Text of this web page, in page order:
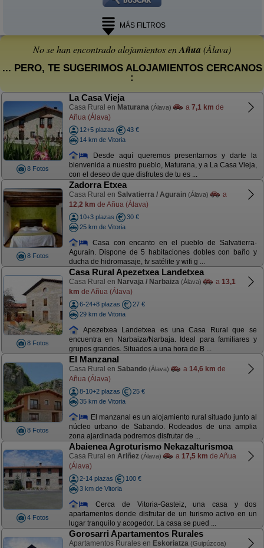
MÁS FILTROS
No se han encontrado alojamientos enAñua (Álava)
... PERO, TE SUGERIMOS ALOJAMIENTOS CERCANOS
:
8 Fotos
La Casa Vieja
Casa Rural en Maturana (Álava) a 7,1 km de
Añua (Álava)
12+5 plazas
43 €
14 km de Vitoria
Desde aquí queremos presentarnos y darte la
bienvenida a nuestro pueblo, Maturana, y a La Casa Vieja,
con el deseo de que disfrutes de tu es ...
8 Fotos
Zadorra Etxea
Casa Rural en Salvatierra / Agurain (Álava)
a
12,2 km de Añua (Álava)
10+3 plazas
30 €
25 km de Vitoria
Casa con encanto en el pueblo de Salvatierra-
Agurain. Dispone de 5 habitaciones dobles con baño y
ducha de hidromasaje, tv satélite y wifi g ...
8 Fotos
Casa Rural Apezetxea Landetxea
Casa Rural en Narvaja / Narbaiza (Álava) a 13,1
km de Añua (Álava)
6-24+8 plazas
27 €
29 km de Vitoria
Apezetxea Landetxea es una Casa Rural que se
encuentra en Narbaiza/Narbaja. Ideal para familiares y
grupos grandes. Situados a una hora de B ...
8 Fotos
El Manzanal
Casa Rural en Sabando (Álava) a 14,6 km de
Añua (Álava)
8-10+2 plazas
25 €
35 km de Vitoria
El manzanal es un alojamiento rural situado junto al
núcleo urbano de Sabando. Rodeados de una amplia
zona ajardinada podremos disfrutar de ...
4 Fotos
Abaienea Agroturismo Nekazalturismoa
Casa Rural en Ariñez (Álava) a 17,5 km de Añua
(Álava)
2-14 plazas
100 €
3 km de Vitoria
Cerca de Vitoria-Gasteiz, una casa y dos
apartamentos donde disfrutar de un turismo activo en un
lugar tranquilo y acogedor. La casa se pued ...
Gorosarri Apartamentos Rurales
Apartamentos Rurales en Eskoriatza (Guipúzcoa)